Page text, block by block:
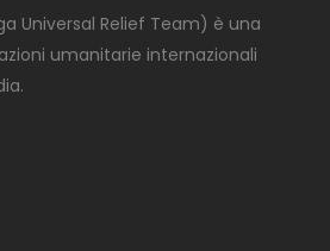
Universal Relief Team) è una
umanitarie internazionali